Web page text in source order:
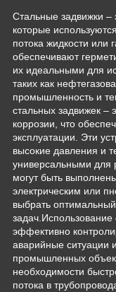
Стальные задвижки –
которые
потока жидкости или
обеспечивают
их идеальными для
таких как
промышленность и
стальных задвижек –
коррозии, что
эксплуатации. Эти
высокие давления и
универсальными для
могут быть
электрическим или
выбрать
задач.Использование
эффективно
аварийные ситуации
промышленных
необходимости
потока в